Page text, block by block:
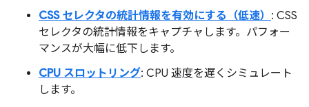
CSS セレクタの統計情報を有効にする（低速） : CSS
セレクタの統計情報をキャプチャします。パフォー
マンスが大幅に低下します。
CPU スロットリング: CPU 速度を遅くシミュレート
します。